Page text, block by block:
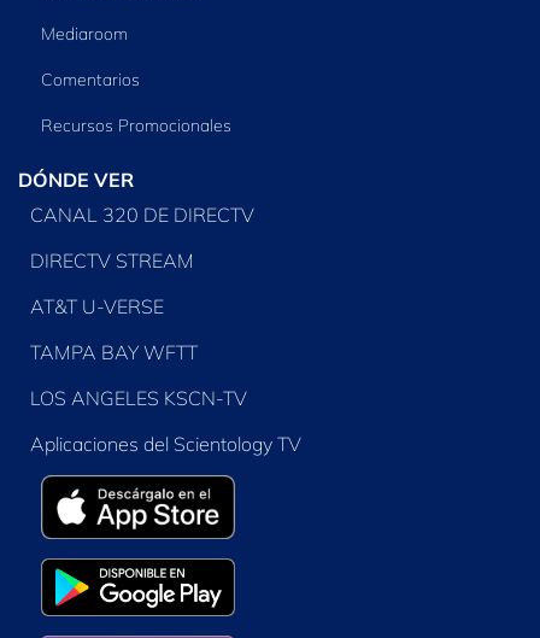
Mediaroom
Comentarios
Recursos Promocionales
DÓNDE VER
CANAL 320 DE DIRECTV
DIRECTV STREAM
AT&T U-VERSE
TAMPA BAY WFTT
LOS ANGELES KSCN-TV
Aplicaciones del Scientology TV